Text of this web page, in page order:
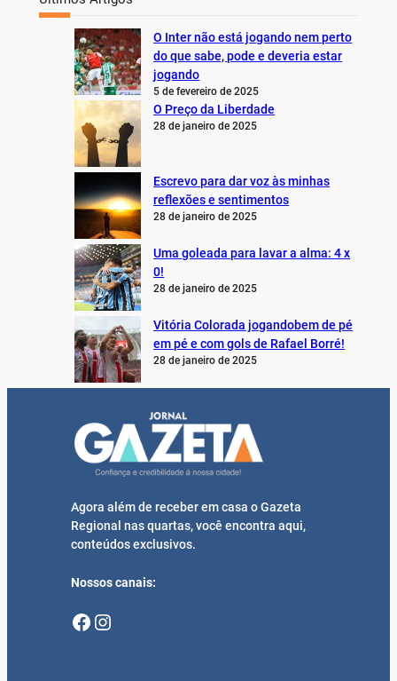
O Inter não está jogando nem perto
do que sabe, pode e deveria estar
jogando
5 de fevereiro de 2025
O Preço da Liberdade
28 de janeiro de 2025
Escrevo para dar voz às minhas
reflexões e sentimentos
28 de janeiro de 2025
Uma goleada para lavar a alma: 4 x
0!
28 de janeiro de 2025
Vitória Colorada jogandobem de pé
em pé e com gols de Rafael Borré!
28 de janeiro de 2025
Agora além de receber em casa o Gazeta
Regional nas quartas, você encontra aqui,
conteúdos exclusivos.
Nossos canais:
Facebook Instagram